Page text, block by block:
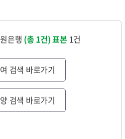
은행 (총 1건)표본 1건
검색 바로가기
검색 바로가기